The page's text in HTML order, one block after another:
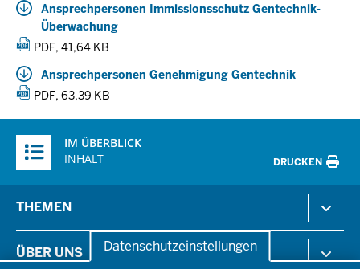
Datenschutzeinstellungen
Ansprechpersonen Immissionsschutz Gentechnik-
Überwachung
PDF, 41,64 KB
Ansprechpersonen Genehmigung Gentechnik
PDF, 63,39 KB
Inhalte
IM ÜBERBLICK
INHALT
DRUCKEN
in
der
Fußzeile
THEMEN
Gesundheit & Soziales
ÜBER UNS